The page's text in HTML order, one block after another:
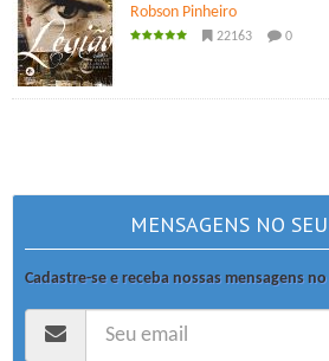
Robson Pinheiro
22163 0
MENSAGENS NO
Cadastre-se e receba nossas mensagens